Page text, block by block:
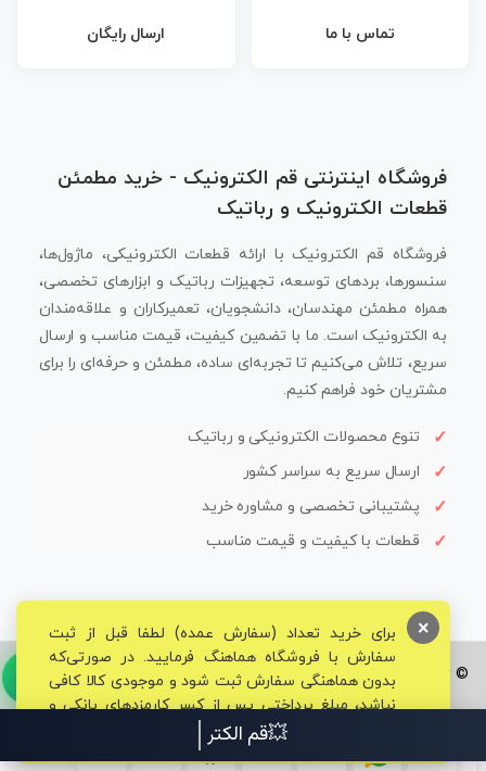
تماس با ما ارسال رایگان
فروشگاه اینترنتی قم الکترونیک - خرید مطمئن
قطعات الکترونیک و رباتیک
فروشگاه قم الکترونیک با ارائه قطعات الکترونیکی، ماژول‌ها،
سنسورها، بردهای توسعه، تجهیزات رباتیک و ابزارهای تخصصی،
همراه مطمئن مهندسان، دانشجویان، تعمیرکاران و علاقه‌مندان
به الکترونیک است. ما با تضمین کیفیت، قیمت مناسب و ارسال
سریع، تلاش می‌کنیم تا تجربه‌ای ساده، مطمئن و حرفه‌ای را برای
مشتریان خود فراهم کنیم.
تنوع محصولات الکترونیکی و رباتیک
ارسال سریع به سراسر کشور
پشتیبانی تخصصی و مشاوره خرید
قطعات با کیفیت و قیمت مناسب
© تمامی حقوق برای فروشگاه تخصصی قم الکترونیک محفوظ می‌باشد.
برای خرید تعداد (سفارش عمده) لطفا قبل از ثبت
سفارش با فروشگاه هماهنگ فرمایید. در صورتی‌که
بدون هماهنگی سفارش ثبت شود و موجودی کالا کافی
نباشد، مبلغ پرداختی پس از کسر کارمزدهای بانکی و
مالیاتی به حساب شما بازگشت داده خواهد شد.
×
💥قم الکترونیک م